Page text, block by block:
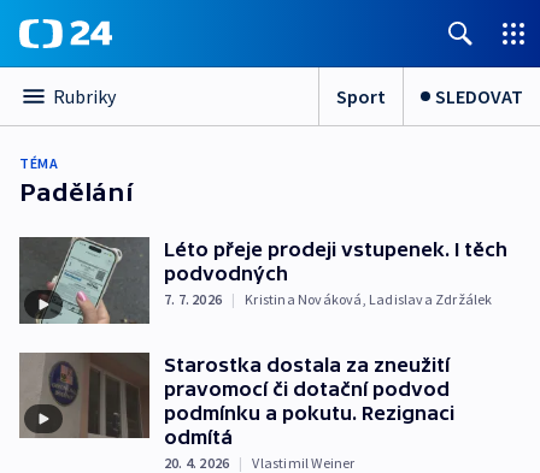
Rubriky Sport SLEDOVAT
TÉMA
Padělání
Léto přeje prodeji vstupenek. I těch
podvodných
7. 7. 2026 | Kristina Nováková, Ladislava Zdržálek
Starostka dostala za zneužití
pravomocí či dotační podvod
podmínku a pokutu. Rezignaci
odmítá
20. 4. 2026 | Vlastimil Weiner